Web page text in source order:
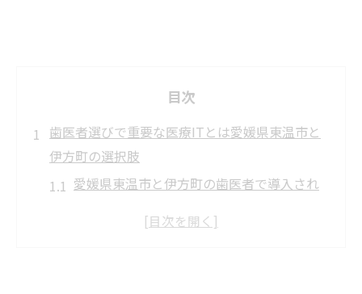
目次
歯医者選びで重要な医療ITとは愛媛県東温市と
伊方町の選択肢
愛媛県東温市と伊方町の歯医者で導入され
医療ITが歯医者の診療効率をどう向上させ